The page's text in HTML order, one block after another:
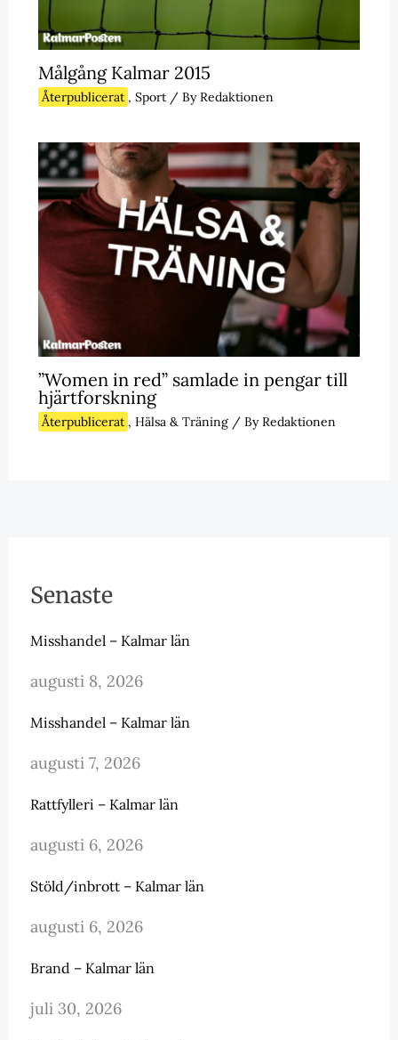
Målgång Kalmar 2015
Återpublicerat , Sport/ ByRedaktionen
”Women in red” samlade in pengar till
hjärtforskning
Återpublicerat , Hälsa & Träning/ ByRedaktionen
Senaste
Misshandel – Kalmar län
augusti 8, 2026
Misshandel – Kalmar län
augusti 7, 2026
Rattfylleri – Kalmar län
augusti 6, 2026
Stöld/inbrott – Kalmar län
augusti 6, 2026
Brand – Kalmar län
juli 30, 2026